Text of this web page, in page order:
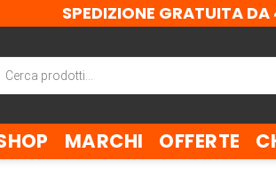
SPEDIZIONE GRATUITA
MARCHI OFFERTE